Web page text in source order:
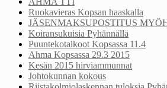
Ruokavieras Kopsan haaskalla
JÄSENMAKSUPOSTITUS
Koiransukuisia Pyhännällä
Puuntekotalkoot Kopsassa 11.4
Ahma Kopsassa 29.3 2015
Kesän 2015 hirviammunnat
Johtokunnan kokous